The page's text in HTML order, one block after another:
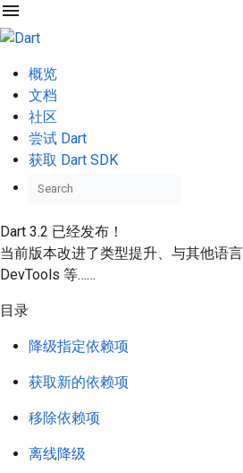
menu
概览
文档
社区
尝试 Dart
获取 Dart SDK
Dart 3.2 已经发布！
当前版本改进了类型提升、与其他语
DevTools 等……
目录
降级指定依赖项
获取新的依赖项
移除依赖项
离线降级